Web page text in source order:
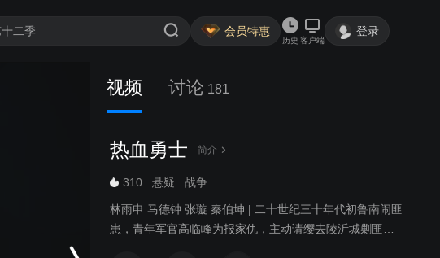
会员特惠
历史 客户端
登录
视频 讨论 181
热血勇士 简介
310 悬疑 战争
林雨申 马德钟 张璇 秦伯坤 | 二十世纪三十年代初鲁南闹匪
患，青年军官高临峰为报家仇，主动请缨去陵沂城剿匪。